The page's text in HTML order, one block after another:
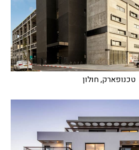
טכנופארק, חולון